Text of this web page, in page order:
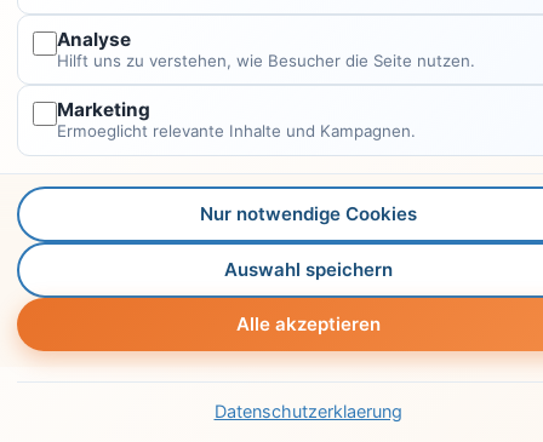
Analyse
Hilft uns zu verstehen, wie Besucher die Seite nutzen.
Marketing
Ermoeglicht relevante Inhalte und Kampagnen.
Nur notwendige Cookies
Auswahl speichern
Alle akzeptieren
Datenschutzerklaerung